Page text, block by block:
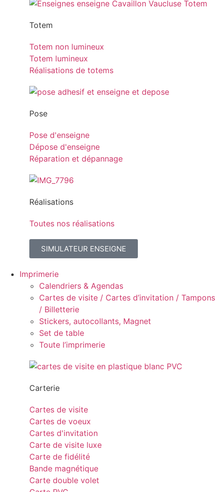
Totem
Totem non lumineux
Totem lumineux
Réalisations de totems
Pose
Pose d'enseigne
Dépose d'enseigne
Réparation et dépannage
Réalisations
Toutes nos réalisations
SIMULATEUR ENSEIGNE
Imprimerie
Calendriers & Agendas
Cartes de visite / Cartes d’invitation / Tampons
/ Billetterie
Stickers, autocollants, Magnet
Set de table
Toute l’imprimerie
Carterie
Cartes de visite
Cartes de voeux
Cartes d'invitation
Carte de visite luxe
Carte de fidélité
Bande magnétique
Carte double volet